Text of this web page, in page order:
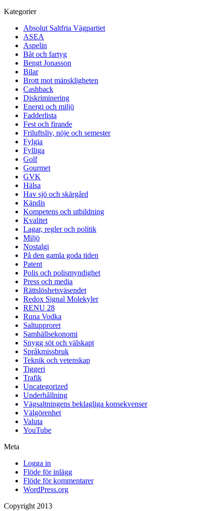
Kategorier
Absolut Saltfria Vägpartiet
ASEA
Aspelin
Båt och fartyg
Bengt Jonasson
Bilar
Brott mot mänskligheten
Cashback
Diskriminering
Energi och miljö
Fadderlista
Fest och firande
Friluftsliv, nöje och semester
Fylgia
Fylliga
Golf
Gourmet
GVK
Hälsa
Hav sjö och skärgård
Kändis
Kompetens och utbildning
Kvalitet
Lagar, regler och politik
Miljö
Nostalgi
På den gamla goda tiden
Patent
Polis och polismyndighet
Press och media
Rättslöshetsväsendet
Redox Signal Molekyler
RENU 28
Runa Vodka
Saltupproret
Samhällsekonomi
Snygg söt och välskapt
Språkmissbruk
Teknik och vetenskap
Tiggeri
Trafik
Uncategorized
Underhållning
Vägsaltningens beklagliga konsekvenser
Välgörenhet
Valuta
YouTube
Meta
Logga in
Flöde för inlägg
Flöde för kommentarer
WordPress.org
Copyright 2013